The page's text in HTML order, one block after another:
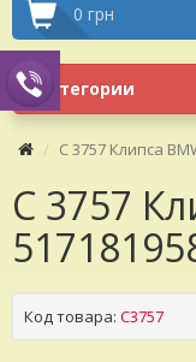
0 грн
Категории
C 3757 Клипса
C 3757
Код товара: C3757